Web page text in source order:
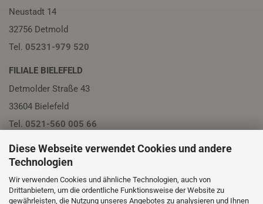
Diese Webseite verwendet Cookies und andere
Technologien
Wir verwenden Cookies und ähnliche Technologien, auch von
Drittanbietern, um die ordentliche Funktionsweise der Website zu
gewährleisten, die Nutzung unseres Angebotes zu analysieren und Ihnen
Neustadt 14
32756 Detmold
Tel. 05231-979 520
FILIALE BIELEFELD
Detmolder Straße 43
33604 Bielefeld
Tel. 0521-560 005 66
FILIALE PADERBORN
Friedrichstraße 13
33102 Paderborn
Tel.05251-230 01